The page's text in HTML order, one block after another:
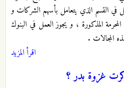
في القسم الذي يتعامل بأسهم الشركات و
المذكورة ، و يجوز العمل في البنوك
المجالات .
اقرأ المزيد
غزوة بدر ؟